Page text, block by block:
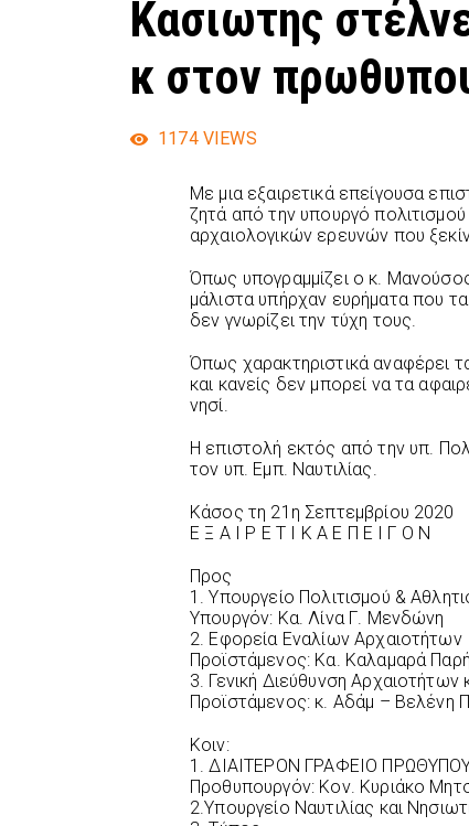
Κασιωτης
κ στον
1174 VIEWS
Με μια εξαιρετικά επείγουσα
ζητά από την υπουργό
αρχαιολογικών ερευνών που
Όπως υπογραμμίζει ο κ.
μάλιστα υπήρχαν ευρήματα που
δεν γνωρίζει την τύχη τους.
Όπως χαρακτηριστικά αναφέρει
και κανείς δεν μπορεί να τα
νησί.
Η επιστολή εκτός από την υπ.
τον υπ. Εμπ. Ναυτιλίας.
Κάσος τη 21η Σεπτεμβρίου 2020
Ε Ξ Α Ι Ρ Ε Τ Ι Κ Α Ε Π Ε Ι Γ Ο Ν
Προς
1. Υπουργείο Πολιτισμού &
Υπουργόν: Κα. Λίνα Γ. Μενδώνη
2. Εφορεία Εναλίων Αρχαιοτήτων
Προϊστάμενος: Κα. Καλαμαρά Παρή
3. Γενική Διεύθυνση Αρχαιοτήτων
Προϊστάμενος: κ. Αδάμ – Βελένη
Κοιν:
1. ΔΙΑΙΤΕΡΟΝ ΓΡΑΦΕΙΟ
Προθυπουργόν: Κον. Κυριάκο
2.Υπουργείο Ναυτιλίας και